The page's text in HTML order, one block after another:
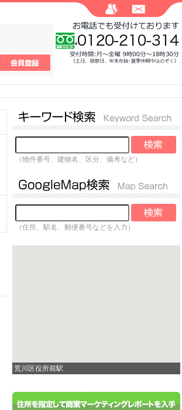
（物件番号、建物名、区分、備考など）
（住所、駅名、郵便番号などを入力）
荒川区役所前駅